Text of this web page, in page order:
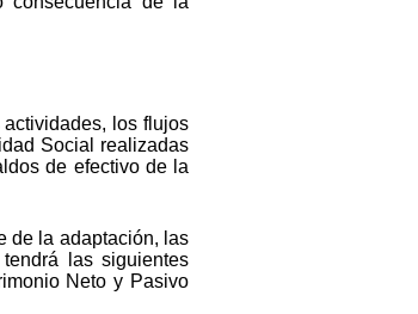
los flujos
Social realizadas
de efectivo de la
de la adaptación, las
las siguientes
Neto y Pasivo